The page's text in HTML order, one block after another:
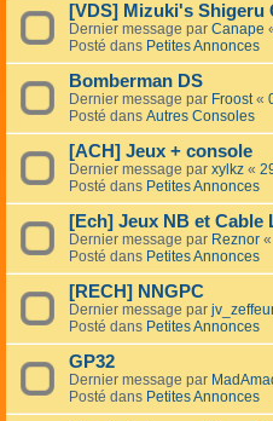
[VDS] Mizuki's Shigeru
Dernier message par Canape
Posté dans Petites Annonces
Bomberman DS
Dernier message par Froost«
Posté dans Autres Consoles
[ACH] Jeux + console
Dernier message par xylkz «
Posté dans Petites Annonces
[Ech] Jeux NB et Cable
Dernier message par Reznor «
Posté dans Petites Annonces
[RECH] NNGPC
Dernier message par
Posté dans Petites Annonces
GP32
Dernier message par
Posté dans Petites Annonces